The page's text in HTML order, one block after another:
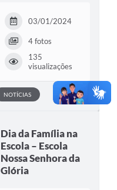
03/01/2024
4 fotos
135
visualizações
NOTÍCIAS
Dia da Família na
Escola – Escola
Nossa Senhora da
Glória